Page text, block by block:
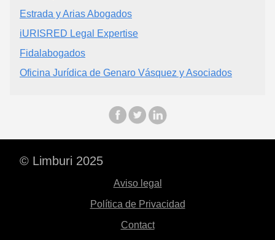
Estrada y Arias Abogados
iURISRED Legal Expertise
Fidalabogados
Oficina Jurídica de Genaro Vásquez y Asociados
© Limburi 2025
Aviso legal
Política de Privacidad
Contact